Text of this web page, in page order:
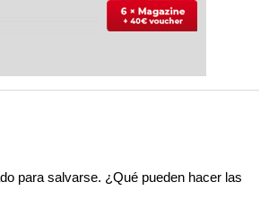
para salvarse. ¿Qué pueden hacer las